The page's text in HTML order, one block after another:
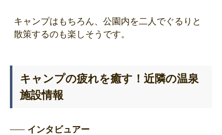
キャンプはもちろん、公園内を二人でぐるりと
散策するのも楽しそうです。
キャンプの疲れを癒す！近隣の温泉
施設情報
インタビュアー